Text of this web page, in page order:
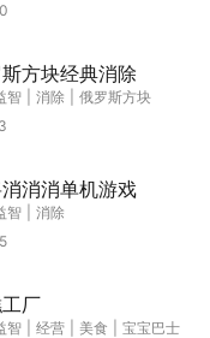
方块经典消除
智 消除
俄罗斯方块
消消单机游戏
智
消除
厂
智 经营 美食
宝宝巴士